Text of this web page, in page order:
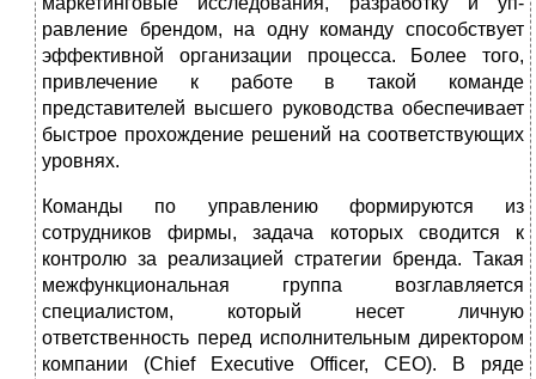
равление брендом, на одну команду способствует
эффективной орга­низации процесса. Более того,
привлечение к работе в такой команде
представителей высшего руководства обеспечивает
быстрое прохож­дение решений на соответствующих
уровнях.
Команды по управлению формируются из
сотрудников фирмы, за­дача которых сводится к
контролю за реализацией стратегии бренда. Такая
межфункциональная группа возглавляется
специалистом, кото­рый несет личную
ответственность перед исполнительным директором
компании (Chief Executive Officer, CEO). В ряде